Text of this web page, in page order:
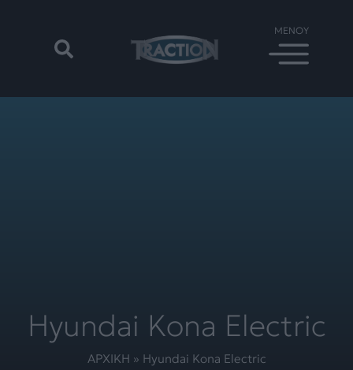
Hyundai Kona Electric
ΑΡΧΙΚΗ » Hyundai Kona Electric